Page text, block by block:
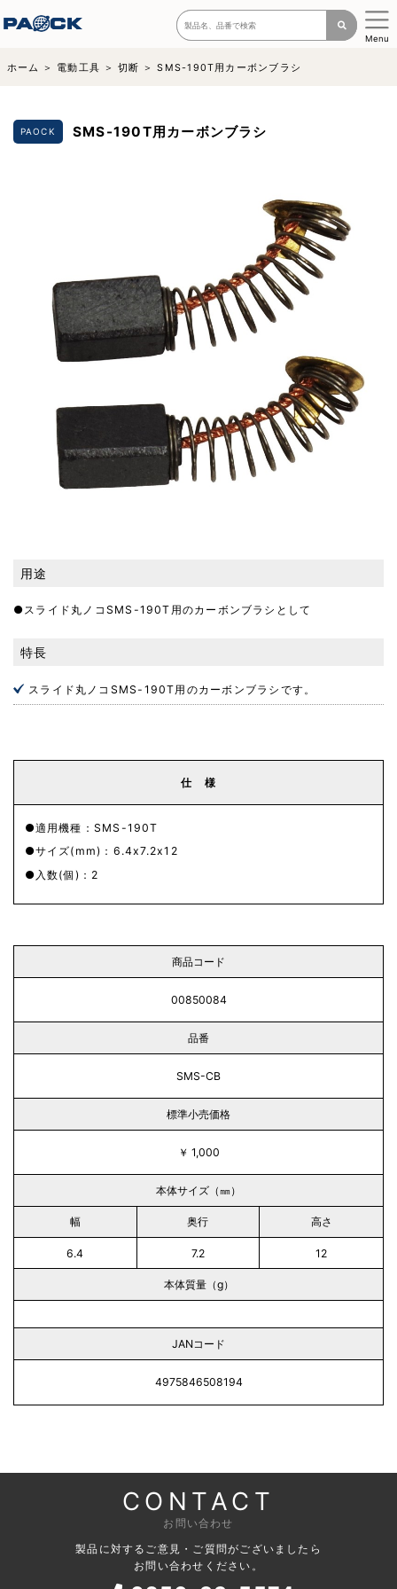
Menu
ホーム 電動工具 切断 SMS-190T用カーボンブラシ
PAOCK SMS-190T用カーボンブラシ
用途
●スライド丸ノコSMS-190T用のカーボンブラシとして
特長
スライド丸ノコSMS-190T用のカーボンブラシです。
仕 様
適用機種：SMS-190T
サイズ(mm)：6.4x7.2x12
入数(個)：2
商品コード
00850084
品番
SMS-CB
標準小売価格
￥ 1,000
本体サイズ（㎜）
幅 奥行 高さ
6.4 7.2 12
本体質量（g）
JANコード
4975846508194
CONTACT
お問い合わせ
製品に対するご意見・ご質問がございましたら
お問い合わせください。